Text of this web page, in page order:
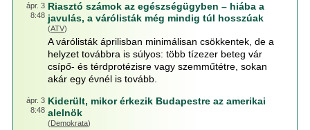
ápr. 3
8:48
Riasztó számok az egészségügyben – hiába a
javulás, a várólisták még mindig túl hosszúak
(ATV)
A várólisták áprilisban minimálisan csökkentek, de a
helyzet továbbra is súlyos: több tízezer beteg vár
csípő- és térdprotézisre vagy szemműtétre, sokan
akár egy évnél is tovább.
ápr. 3
8:48
Kiderült, mikor érkezik Budapestre az amerikai
alelnök
(Demokrata)